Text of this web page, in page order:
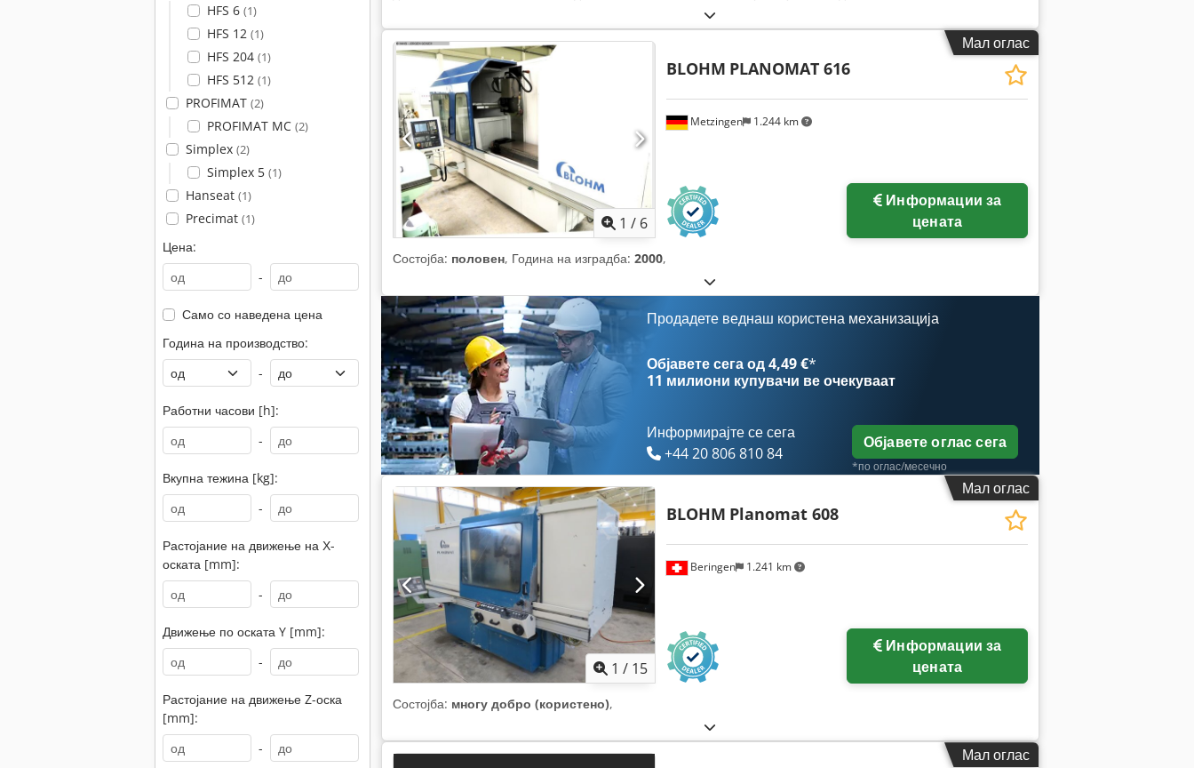
HFS 6 (1)
HFS 12 (1)
HFS 204 (1)
HFS 512 (1)
PROFIMAT (2)
PROFIMAT MC (2)
Simplex (2)
Simplex 5 (1)
Hanseat (1)
Precimat (1)
Цена:
-
Само со наведена цена
Година на производство:
-
Работни часови [h]:
-
Вкупна тежина [kg]:
-
Растојание на движење на Х-
оската [mm]:
-
Движење по оската Y [mm]:
-
Растојание на движење Z-оска
[mm]:
-
Мал оглас
1 / 6
Metzingen 1.244 km
BLOHM PLANOMAT 616
цената
Состојба: половен, Година на изградба: 2000,
Продадете веднаш користена механизација
Објавете сега од 4,49 €*
11 милиони купувачи ве очекуваат
Информирајте се сега
+44 20 806 810 84
Објавете оглас сега
*по оглас/месечно
Мал оглас
1 / 15
Beringen 1.241 km
BLOHM Planomat 608
цената
Состојба: многу добро (користено),
Мал оглас